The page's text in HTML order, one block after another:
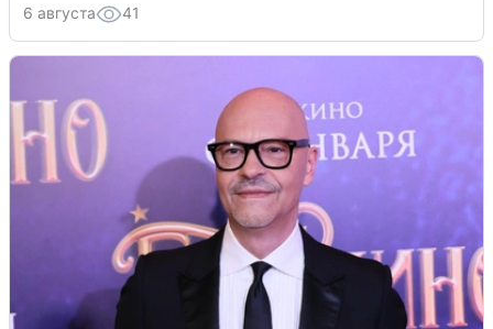
6 августа 41